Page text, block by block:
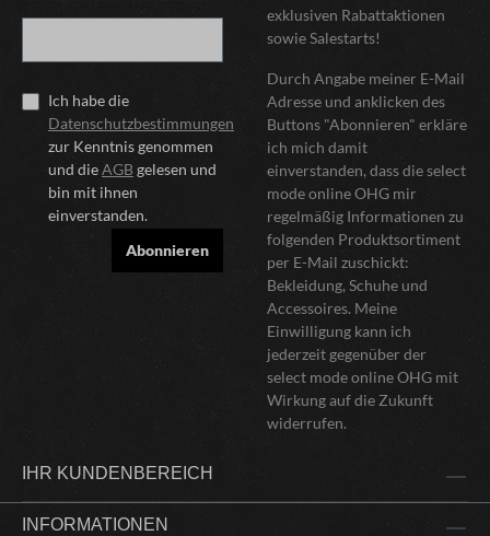
Ich habe die
Datenschutzbestimmungen
zur Kenntnis genommen
und dieAGBgelesen und
bin mit ihnen
einverstanden.
Abonnieren
exklusiven Rabattaktionen
sowie Salestarts!
Durch Angabe meiner E-Mail
Adresse und anklicken des
Buttons "Abonnieren" erkläre
ich mich damit
einverstanden, dass die select
mode online OHG mir
regelmäßig Informationen zu
folgenden Produktsortiment
per E-Mail zuschickt:
Bekleidung, Schuhe und
Accessoires. Meine
Einwilligung kann ich
jederzeit gegenüber der
select mode online OHG mit
Wirkung auf die Zukunft
widerrufen.
IHR KUNDENBEREICH
INFORMATIONEN